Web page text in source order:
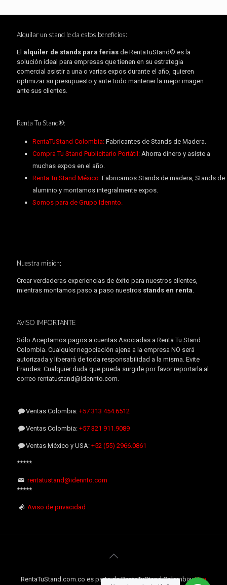
Alquilar un stand le da estos beneficios:
El alquiler de stands para ferias de RentaTuStand® es la
solución ideal para empresas que tienen en su estrategia
comercial asistir a una o varias expos durante el año, quieren
optimizar su presupuesto y ante todo mantener la mejor imagen
ante sus clientes.
Renta Tu Stand®:
RentaTuStand Colombia: Fabricantes de Stands de Madera.
Compra Tu Stand Publicitario Portátil:Ahorra dinero y asiste a
muchas expos en el año.
Renta Tu Stand México:Fabricamos Stands de madera, Stands de
aluminio y montamos integralmente expos.
Somos para de Grupo Idennto.
Nuestra misión:
Crear verdaderas experiencias de éxito para nuestros clientes,
mientras montamos paso a paso nuestros stands en renta.
AVISO IMPORTANTE
Sólo Aceptamos pagos a cuentas Asociadas a Renta Tu Stand
Colombia. Cualquier negociación ajena a la empresa NO será
autorizada y liberará de toda responsabilidad a la misma. Evite
Fraudes. Cualquier duda que pueda surgirle por favor reportarla al
correo rentatustand@idennto.com.
Ventas Colombia:+57 313 454.6512
Ventas Colombia:+57 321 911.9089
Ventas México y USA:+52 (55) 2966.0861
*****
rentatustand@idennto.com
*****
Aviso de privacidad
RentaTuStand.com.co es parte de RentaTuStand Colombia:Una